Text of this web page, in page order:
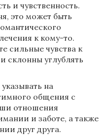
и чувственность.
это может быть
к кому-то.
сильные чувства к
склонны углублять
на
общения с
отношения
и заботе, а также
друг друга.